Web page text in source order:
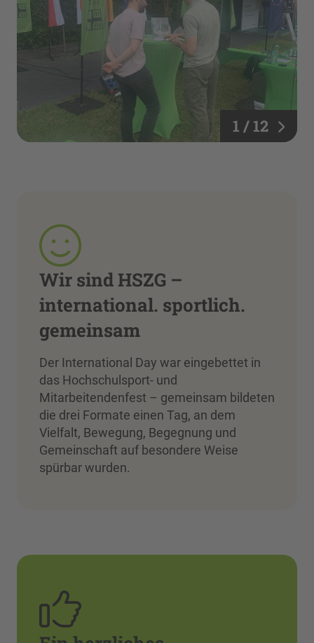
1 / 12
Wir sind HSZG –
international. sportlich.
gemeinsam
Der International Day war eingebettet in
das Hochschulsport- und
Mitarbeitendenfest – gemeinsam bildeten
die drei Formate einen Tag, an dem
Vielfalt, Bewegung, Begegnung und
Gemeinschaft auf besondere Weise
spürbar wurden.